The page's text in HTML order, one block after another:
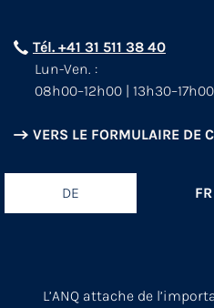
Tél. +41 31 511 38 40
Lun-Ven. :
08h00–12h00 | 13h30–17h00
VERS LE FORMULAIRE DE
DE FR
L’ANQ attache de